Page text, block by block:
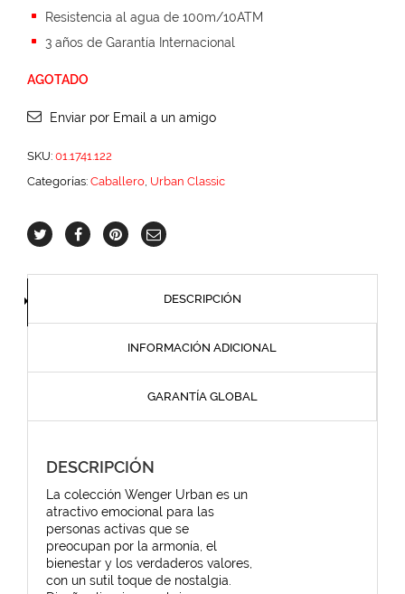
Resistencia al agua de 100m/10ATM
3 años de Garantía Internacional
AGOTADO
Enviar por Email a un amigo
SKU: 01.1741.122
Categorías: Caballero Urban Classic
DESCRIPCIÓN
INFORMACIÓN ADICIONAL
GARANTÍA GLOBAL
DESCRIPCIÓN
La colección Wenger Urban es un
atractivo emocional para las
personas activas que se
preocupan por la armonía, el
bienestar y los verdaderos valores,
con un sutil toque de nostalgia.